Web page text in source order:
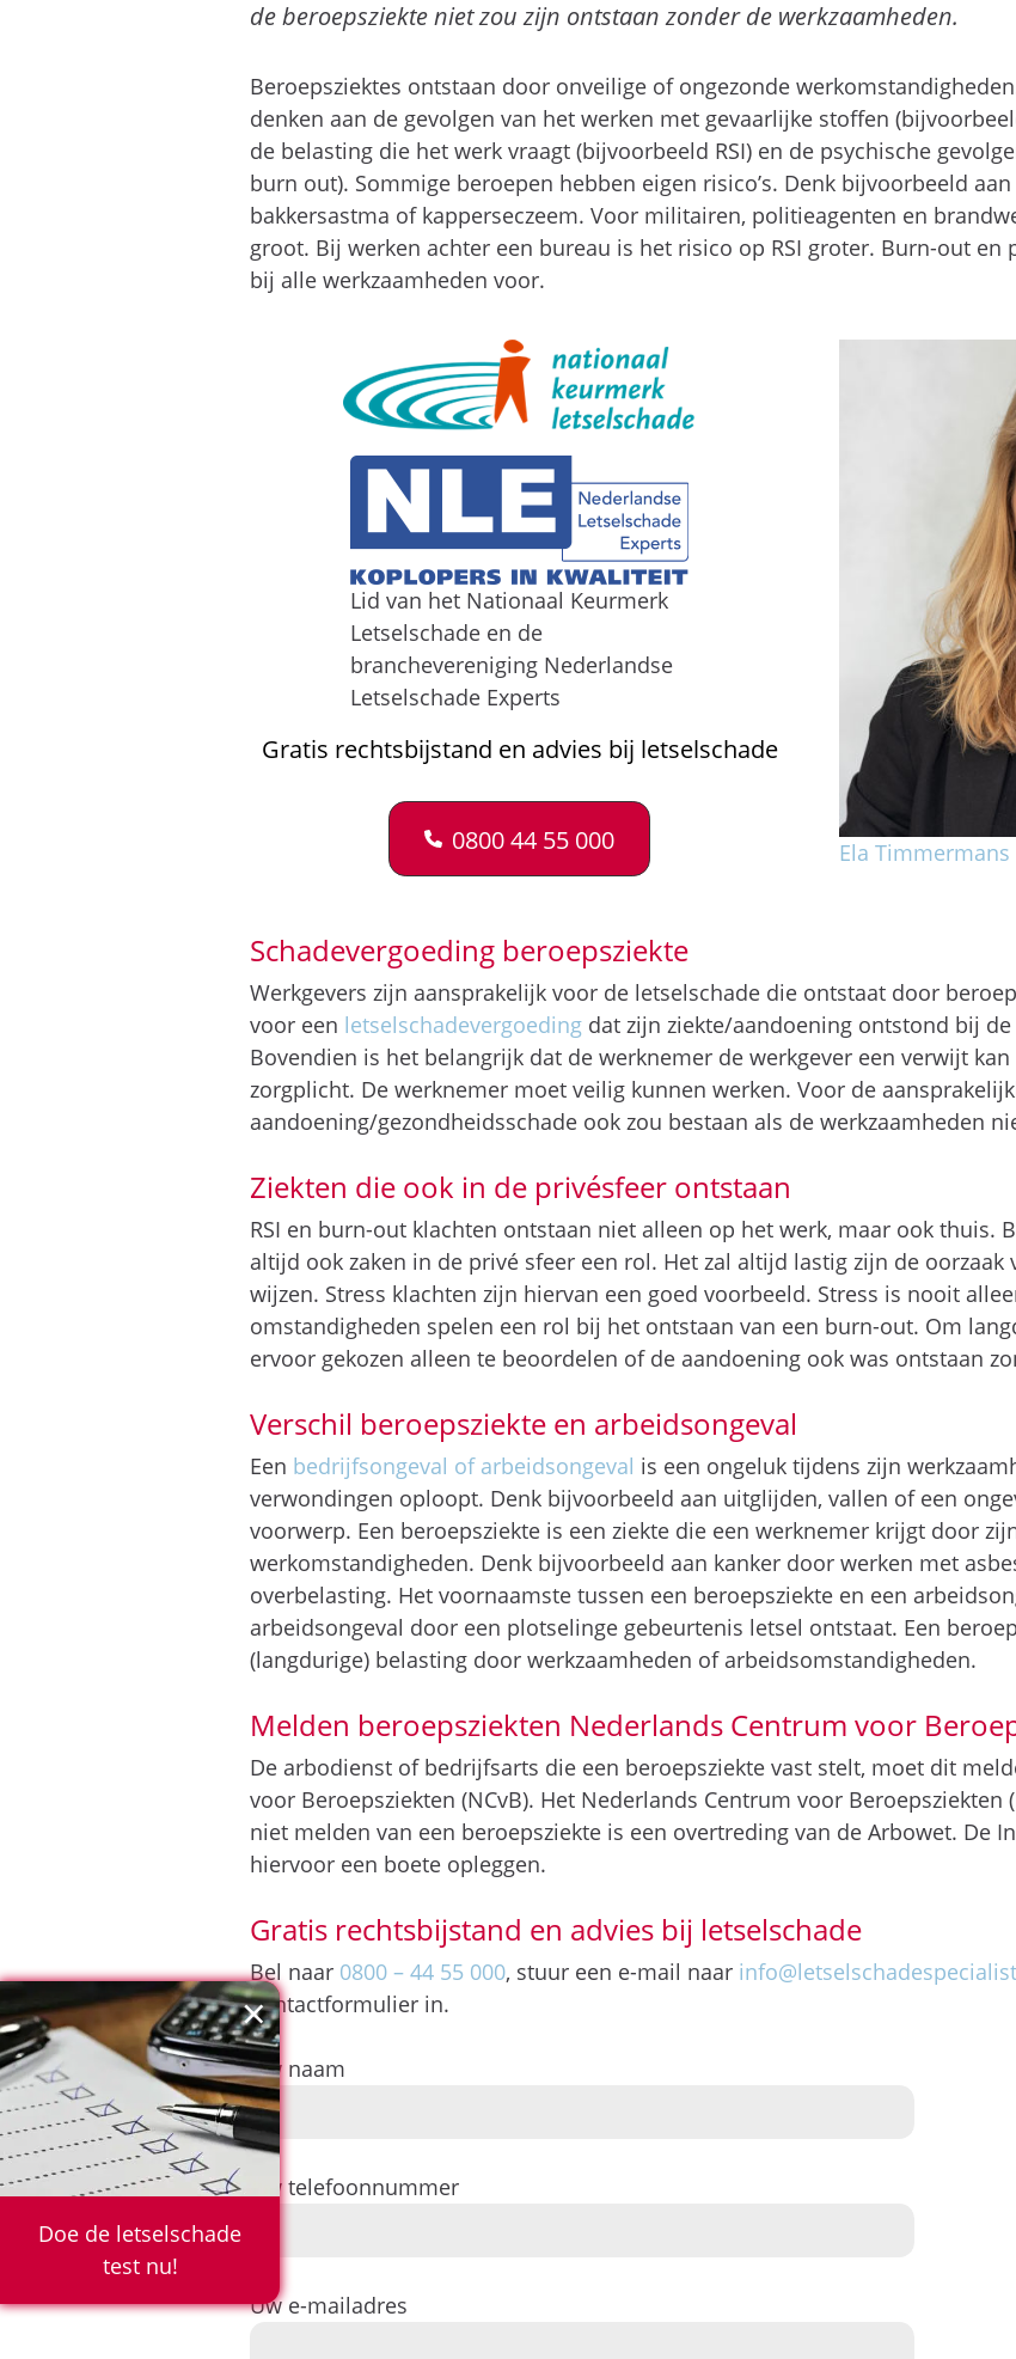
de beroepsziekte niet zou zijn ontstaan zonder de werkzaamheden.
Beroepsziektes ontstaan door onveilige of ongezonde
denken aan de gevolgen van het werken met gevaarlijke stoffen
de belasting die het werk vraagt (bijvoorbeeld RSI) en de psychische
burn out). Sommige beroepen hebben eigen risico’s. Denk bijvoorbeeld
bakkersastma of kapperseczeem. Voor militairen, politieagenten en
groot. Bij werken achter een bureau is het risico op RSI groter. Burn-out en
bij alle werkzaamheden voor.
Lid van het Nationaal Keurmerk
Letselschade en de
branchevereniging Nederlandse
Letselschade Experts
Gratis rechtsbijstand en advies bij letselschade
0800 44 55 000 Ela Timmermans
Schadevergoeding beroepsziekte
Werkgevers zijn aansprakelijk voor de letselschade die ontstaat door
voor een letselschadevergoeding dat zijn ziekte/aandoening ontstond bij
Bovendien is het belangrijk dat de werknemer de werkgever een verwijt
zorgplicht. De werknemer moet veilig kunnen werken. Voor de
aandoening/gezondheidsschade ook zou bestaan als de werkzaamheden
Ziekten die ook in de privésfeer ontstaan
RSI en burn-out klachten ontstaan niet alleen op het werk, maar ook thuis.
altijd ook zaken in de privé sfeer een rol. Het zal altijd lastig zijn de oorzaak
wijzen. Stress klachten zijn hiervan een goed voorbeeld. Stress is nooit
omstandigheden spelen een rol bij het ontstaan van een burn-out. Om
ervoor gekozen alleen te beoordelen of de aandoening ook was ontstaan
Verschil beroepsziekte en arbeidsongeval
Een bedrijfsongeval of arbeidsongeval is een ongeluk tijdens zijn
verwondingen oploopt. Denk bijvoorbeeld aan uitglijden, vallen of een
voorwerp. Een beroepsziekte is een ziekte die een werknemer krijgt door
werkomstandigheden. Denk bijvoorbeeld aan kanker door werken met
overbelasting. Het voornaamste tussen een beroepsziekte en een
arbeidsongeval door een plotselinge gebeurtenis letsel ontstaat. Een
(langdurige) belasting door werkzaamheden of arbeidsomstandigheden.
Melden beroepsziekten Nederlands Centrum voor
De arbodienst of bedrijfsarts die een beroepsziekte vast stelt, moet dit
voor Beroepsziekten (NCvB). Het Nederlands Centrum voor Beroepsziekten
niet melden van een beroepsziekte is een overtreding van de Arbowet. De
hiervoor een boete opleggen.
Gratis rechtsbijstand en advies bij letselschade
Bel naar 0800 – 44 55 000, stuur een e-mail naar
contactformulier in.
Uw naam
Uw telefoonnummer
Uw e-mailadres
Doe de letselschade
test nu!
×